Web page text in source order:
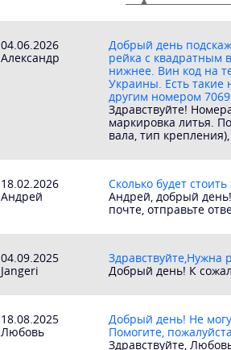
04.06.2026
Александр
Добрый день
рейка с квадратным
нижнее. Вин код на
Украины. Есть такие
другим номером
Здравствуйте!
маркировка литья.
вала, тип
18.02.2026
Андрей
Сколько будет
Андрей, добрый
почте, отправьте
04.09.2025
Jangeri
Здравствуйте,Нужна
Добрый день! К
18.08.2025
Любовь
Добрый день! Не
Помогите, пожалуйста
Здравствуйте,